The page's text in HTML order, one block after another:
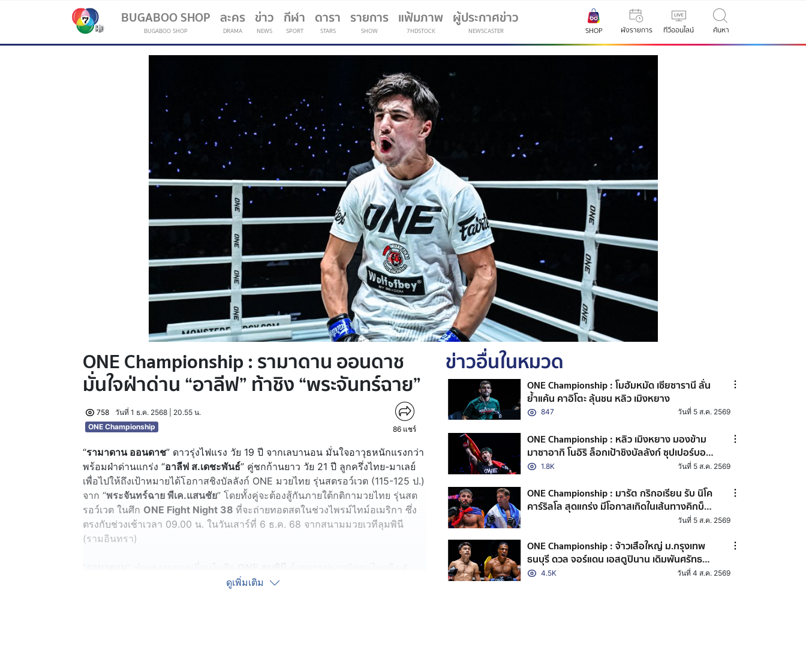
BUGABOO SHOP
BUGABOO SHOP
ละคร
DRAMA
ข่าว
NEWS
กีฬา
SPORT
(current)
ดารา
STARS
รายการ
SHOW
แฟ้มภาพ
7HDSTOCK
ผู้ประกาศข่าว
NEWSCASTER SHOP ผังรายการ ทีวีออนไลน์ ค้นหา
ONE Championship : รามาดาน ออนดาช
มั่นใจฝ่าด่าน “อาลีฟ” ท้าชิง “พระจันทร์ฉาย”
758
วันที่ 1 ธ.ค. 2568 | 20.55 น.
ONE Championship
86 แชร์
“รามาดาน ออนดาช” ดาวรุ่งไฟแรง วัย 19 ปี จากเลบานอน มั่นใจอาวุธหนักแรงกว่า
พร้อมฝ่าด่านแกร่ง “อาลีฟ ส.เดชะพันธ์” คู่ชกก้านยาว วัย 21 ปี ลูกครึ่งไทย-มาเลย์
เพื่อไปให้ถึงเป้าหมายได้โอกาสชิงบัลลังก์ ONE มวยไทย รุ่นสตรอว์เวต (115-125 ป.)
จาก “พระจันทร์ฉาย พีเค.แสนชัย” โดยทั้งคู่จะต้องสู้กันภายใต้กติกามวยไทย รุ่นสต
รอว์เวต ในศึก ONE Fight Night 38 ที่จะถ่ายทอดสดในช่วงไพรม์ไทม์อเมริกา ซึ่ง
ตรงกับช่วงเช้าเวลา 09.00 น. ในวันเสาร์ที่ 6 ธ.ค. 68 จากสนามมวยเวทีลุมพินี
(รามอินทรา)
รายรวด พร้อมคว้าโบนัส 350,000 บาท ได้ 2 ครั้ง ล่าสุดเอาชนะน็อกเอาต์ยก 2
ดูเพิ่มเติม
ข่าวอื่นในหมวด
ONE Championship : โมฮัมหมัด เซียซารานี ลั่น
ย้ำแค้น คาอิโตะ ลุ้นชน หลิว เมิงหยาง
847 วันที่ 5 ส.ค. 2569
ONE Championship : หลิว เมิงหยาง มองข้าม
มาซาอากิ โนอิริ ล็อกเป้าชิงบัลลังก์ ซุปเปอร์บอน
ซุปเปอร์บอนเทรนนิงแคมป์
1.8K วันที่ 5 ส.ค. 2569
ONE Championship : มารัต กริกอเรียน รับ นิโค
คาร์ริลโล สุดแกร่ง มีโอกาสเกิดในเส้นทางคิกบ็
วันที่ 5 ส.ค. 2569
ONE Championship : จ้าวเสือใหญ่ ม.กรุงเทพ
ธนบุรี ดวล จอร์แดน เอสตูปินาน เดิมพันศรัทธา
มหาชน ศึก ONE Fight Night 47
4.5K วันที่ 4 ส.ค. 2569